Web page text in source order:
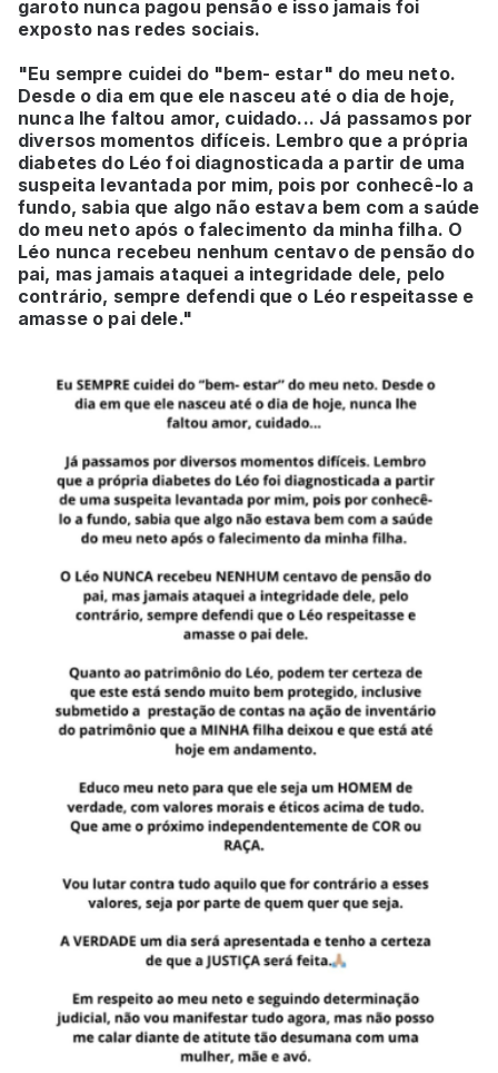
garoto nunca pagou pensão e isso jamais foi
exposto nas redes sociais.
"Eu sempre cuidei do "bem- estar" do meu neto.
Desde o dia em que ele nasceu até o dia de hoje,
nunca lhe faltou amor, cuidado... Já passamos por
diversos momentos difíceis. Lembro que a própria
diabetes do Léo foi diagnosticada a partir de uma
suspeita levantada por mim, pois por conhecê-lo a
fundo, sabia que algo não estava bem com a saúde
do meu neto após o falecimento da minha filha. O
Léo nunca recebeu nenhum centavo de pensão do
pai, mas jamais ataquei a integridade dele, pelo
contrário, sempre defendi que o Léo respeitasse e
amasse o pai dele."